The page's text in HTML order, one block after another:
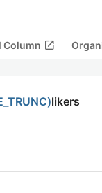
Column open_in_new
likers